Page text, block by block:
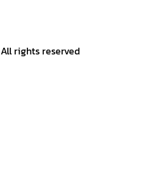
All rights reserved